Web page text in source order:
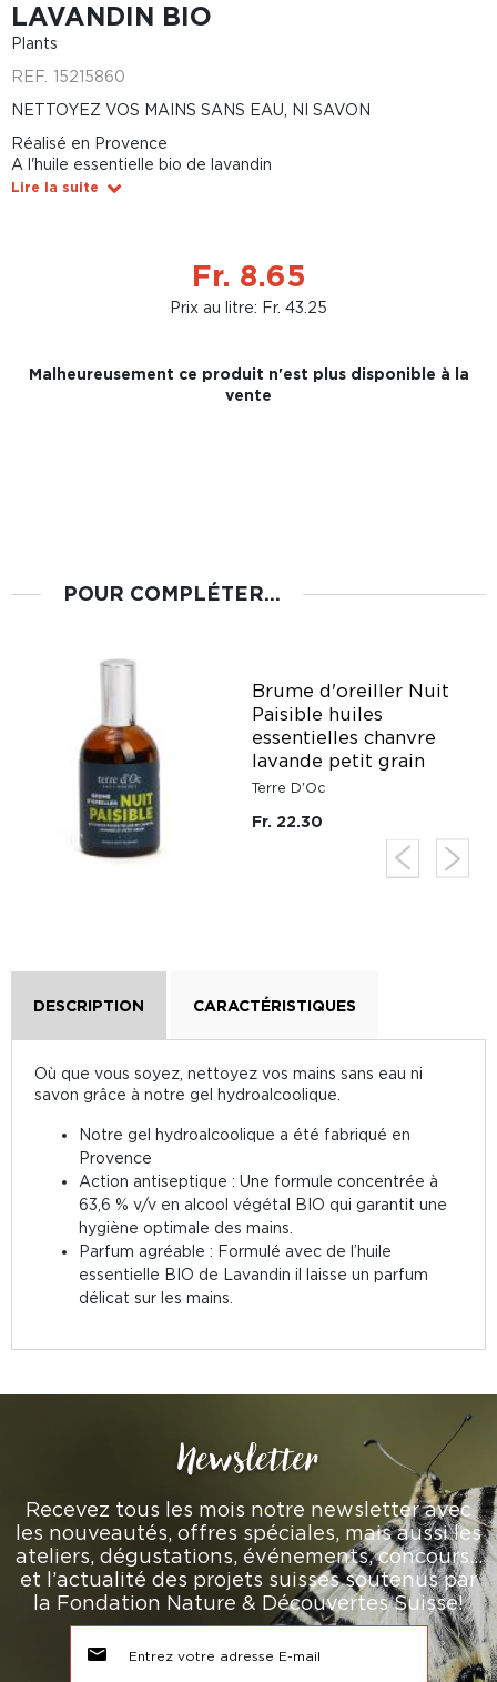
LAVANDIN BIO
Plants
REF. 15215860
NETTOYEZ VOS MAINS SANS EAU, NI SAVON
Réalisé en Provence
A l'huile essentielle bio de lavandin
Lire la suite
Fr. 8.65
Prix au litre: Fr. 43.25
Malheureusement ce produit n'est plus disponible à la
vente
POUR COMPLÉTER...
Brume d'oreiller Nuit
Paisible huiles
essentielles chanvre
lavande petit grain
Terre D'Oc
Fr. 22.30
DESCRIPTION CARACTÉRISTIQUES
Où que vous soyez, nettoyez vos mains sans eau ni
savon grâce à notre gel hydroalcoolique.
Notre gel hydroalcoolique a été fabriqué en
Provence
Action antiseptique : Une formule concentrée à
63,6 % v/v en alcool végétal BIO qui garantit une
hygiène optimale des mains.
Parfum agréable : Formulé avec de l’huile
essentielle BIO de Lavandin il laisse un parfum
délicat sur les mains.
Newsletter
Recevez tous les mois notre newsletter avec
les nouveautés, offres spéciales, mais aussi les
ateliers, dégustations, événements, concours…
et l’actualité des projets suisses soutenus par
la Fondation Nature & Découvertes Suisse!